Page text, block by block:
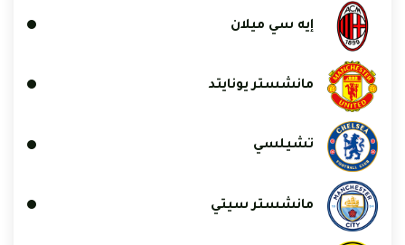
إيه سي ميلان
مانشستر يونايتد
تشيلسي
مانشستر سيتي